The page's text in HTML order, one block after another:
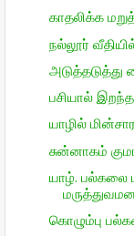
காதலிக்க
நல்லூர்
பசியால்
யாழில்
சுன்னாகம்
யாழ்.
கொழும்பு